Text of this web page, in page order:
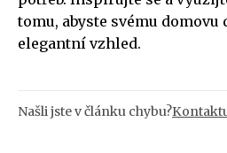
tomu, abyste svému domovu
elegantní vzhled.
Našli jste v článku chybu?